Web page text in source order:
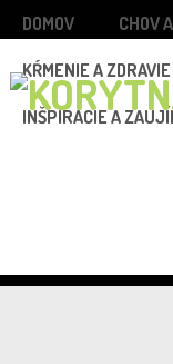
DOMOV CHOV
KŔMENIE A ZDRAVIE
INŠPIRÁCIE A